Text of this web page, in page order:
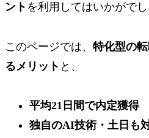
ント を利用してはいかがでし
このページでは、 特化型の
るメリット と、
平均21日間で内定獲得
独自のAI技術・土日も